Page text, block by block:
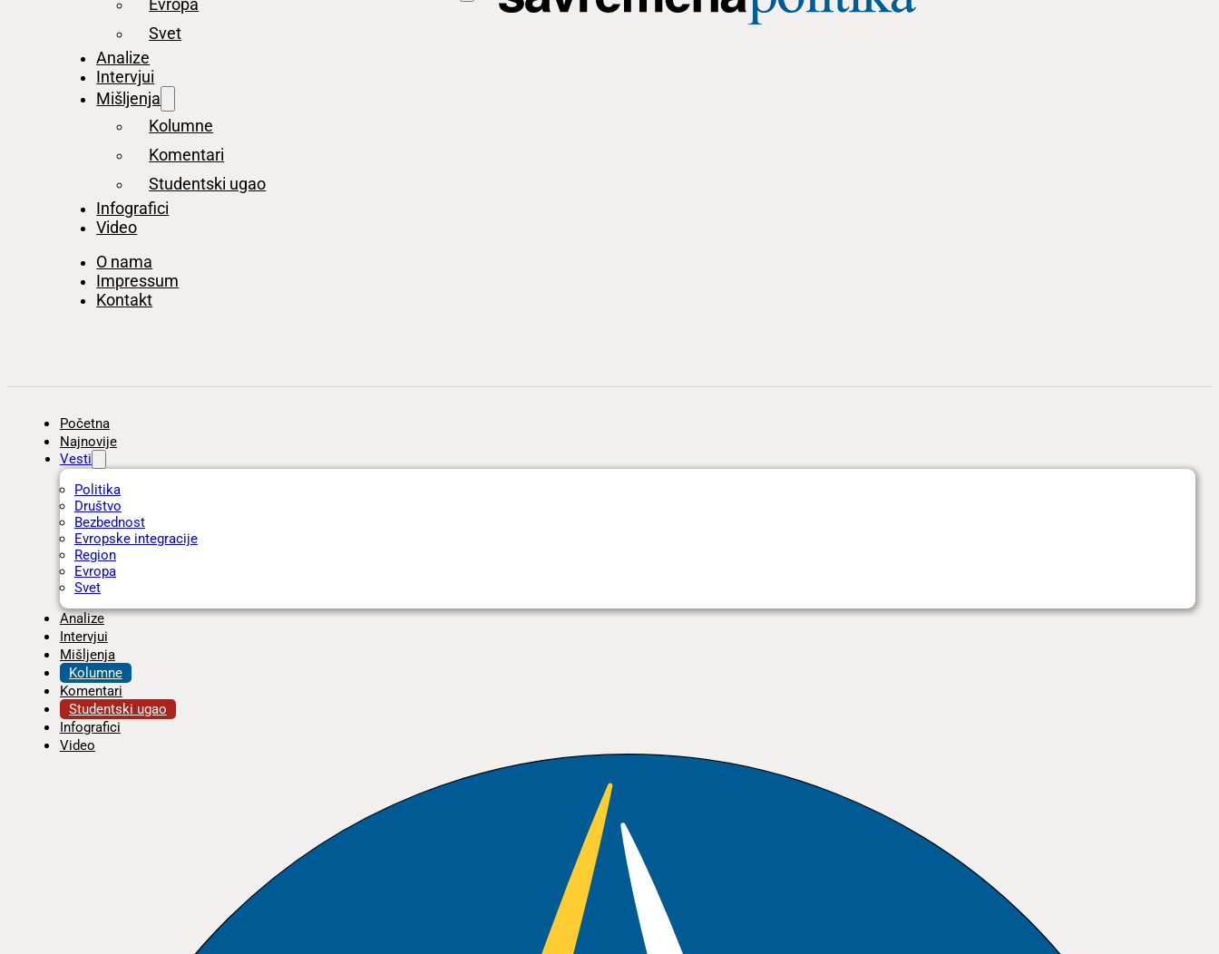
Svet
Analize
Intervjui
Mišljenja
Kolumne
Komentari
Studentski ugao
Infografici
Video
O nama
Impressum
Kontakt
Početna
Najnovije
Vesti
Politika
Društvo
Bezbednost
Evropske integracije
Region
Evropa
Svet
Analize
Intervjui
Mišljenja
Kolumne
Komentari
Studentski ugao
Infografici
Video